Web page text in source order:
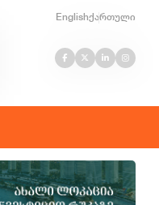
Englishქართული